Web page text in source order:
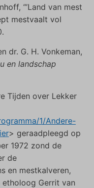
‘”Land van mest
mestvaalt vol
dr. G. H. Vonkeman,
en landschap
Tijden over Lekker
1/Andere-
> geraadpleegd op
1972 zond de
de
en mestkalveren,
Gerrit van